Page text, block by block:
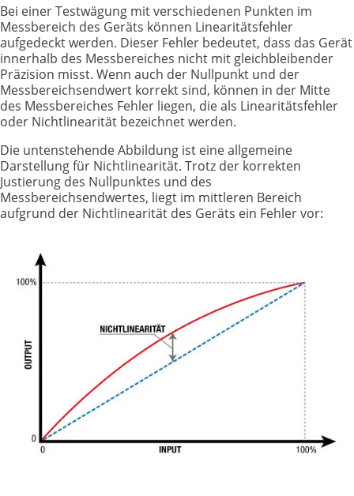
Bei einer Testwägung mit verschiedenen Punkten im
Messbereich des Geräts können Linearitätsfehler
aufgedeckt werden. Dieser Fehler bedeutet, dass das Gerät
innerhalb des Messbereiches nicht mit gleichbleibender
Präzision misst. Wenn auch der Nullpunkt und der
Messbereichsendwert korrekt sind, können in der Mitte
des Messbereiches Fehler liegen, die als Linearitätsfehler
oder Nichtlinearität bezeichnet werden.
Die untenstehende Abbildung ist eine allgemeine
Darstellung für Nichtlinearität. Trotz der korrekten
Justierung des Nullpunktes und des
Messbereichsendwertes, liegt im mittleren Bereich
aufgrund der Nichtlinearität des Geräts ein Fehler vor: